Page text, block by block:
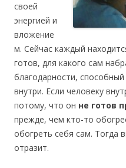
своей
энергией и
вложение
м. Сейчас каждый
готов, для какого сам
благодарности,
внутри. Если человеку
потому, что он не готов
прежде, чем кто-то
обогреть себя сам. Тогда
отразит.